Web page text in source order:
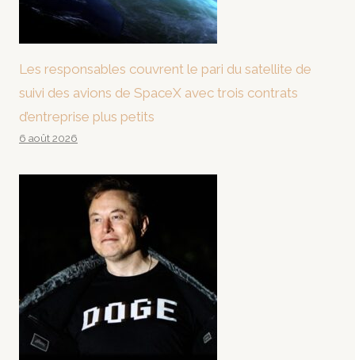
Les responsables couvrent le pari du satellite de
suivi des avions de SpaceX avec trois contrats
d’entreprise plus petits
6 août 2026